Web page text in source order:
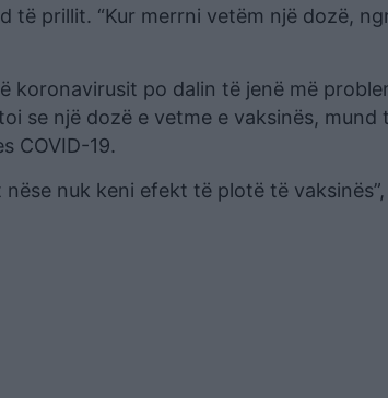
të prillit. “Kur merrni vetëm një dozë,
koronavirusit po dalin të jenë më
se një dozë e vetme e vaksinës,
COVID-19.
nuk keni efekt të plotë të